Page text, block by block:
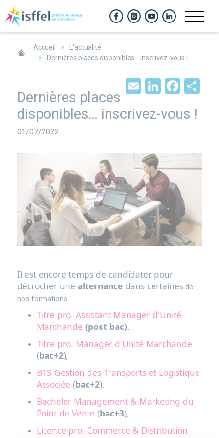
Accueil
L'actualité
Dernières places disponibles… inscrivez-vous !
LinkedIn
Email
Dernières places
disponibles… inscrivez-vous !
Date
01/07/2022
Corps
Il est encore temps de candidater pour
décrocher une alternance dans certaines de
nos formations :
Titre pro. Assistant Manager d'Unité
Marchande (post bac),
Titre pro. Manager d'Unité Marchande
(bac+2),
BTS Gestion des Transports et Logistique
Associée (bac+2),
Bachelor Management & Marketing du
Point de Vente (bac+3),
Licence pro. Commerce & Distribution
Panneau de gestion des cookies